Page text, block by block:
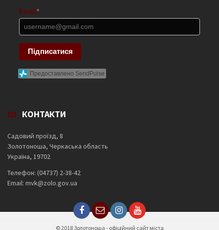
Email *
Підписатися
Предоставлено SendPulse
КОНТАКТИ
Садовий проїзд, 8
Золотоноша, Черкаська область
Україна, 19702
Телефон: (04737) 2-38-42
Email: mvk@zolo.gov.ua
© 2018 Золотоноша - офіційний сайт міста